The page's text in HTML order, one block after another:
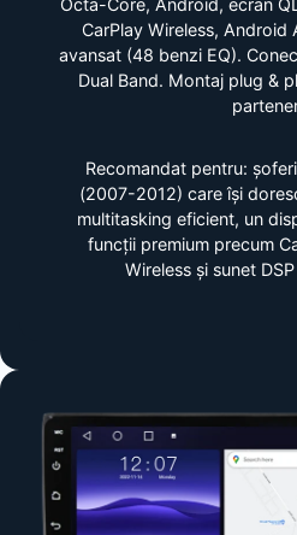
Octa-Core, Android, ecran
CarPlay Wireless, Android
avansat (48 benzi EQ).
Dual Band. Montaj plug &
Recomandat pentru:
(2007-2012) care își
multitasking eficient, un
funcții premium precum
Wireless și sunet